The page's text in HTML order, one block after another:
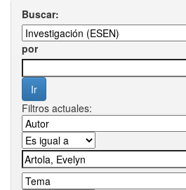
Buscar:
por
Filtros actuales: